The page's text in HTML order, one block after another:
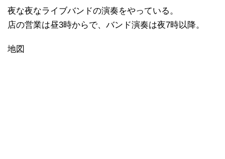
夜な夜なライブバンドの演奏をやっている。
店の営業は昼3時からで、バンド演奏は夜7時以降。
地図